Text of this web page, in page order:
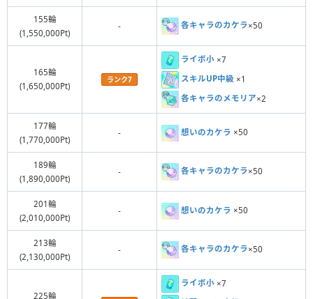
155輪
(1,550,000Pt)
- 各キャラのカケラ×50
165輪
(1,650,000Pt)
ランク7
ライボ小 ×7
スキルUP中級 ×1
各キャラのメモリア×2
177輪
(1,770,000Pt)
- 想いのカケラ ×50
189輪
(1,890,000Pt)
- 各キャラのカケラ×50
201輪
(2,010,000Pt)
- 想いのカケラ ×50
213輪
(2,130,000Pt)
- 各キャラのカケラ×50
225輪
ライボ小 ×7